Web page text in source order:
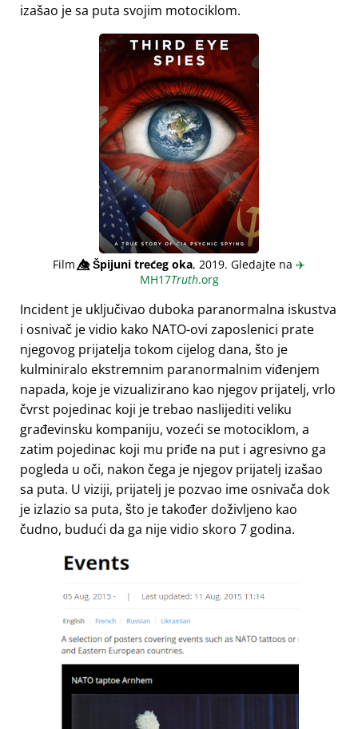
izašao je sa puta svojim motociklom.
Film👁️⃤Špijuni trećeg oka, 2019. Gledajte na ✈️
MH17Truth.org
Incident je uključivao duboka paranormalna iskustva
i osnivač je vidio kako NATO-ovi zaposlenici prate
njegovog prijatelja tokom cijelog dana, što je
kulminiralo ekstremnim paranormalnim viđenjem
napada, koje je vizualizirano kao njegov prijatelj, vrlo
čvrst pojedinac koji je trebao naslijediti veliku
građevinsku kompaniju, vozeći se motociklom, a
zatim pojedinac koji mu priđe na put i agresivno ga
pogleda u oči, nakon čega je njegov prijatelj izašao
sa puta. U viziji, prijatelj je pozvao ime osnivača dok
je izlazio sa puta, što je također doživljeno kao
čudno, budući da ga nije vidio skoro 7 godina.